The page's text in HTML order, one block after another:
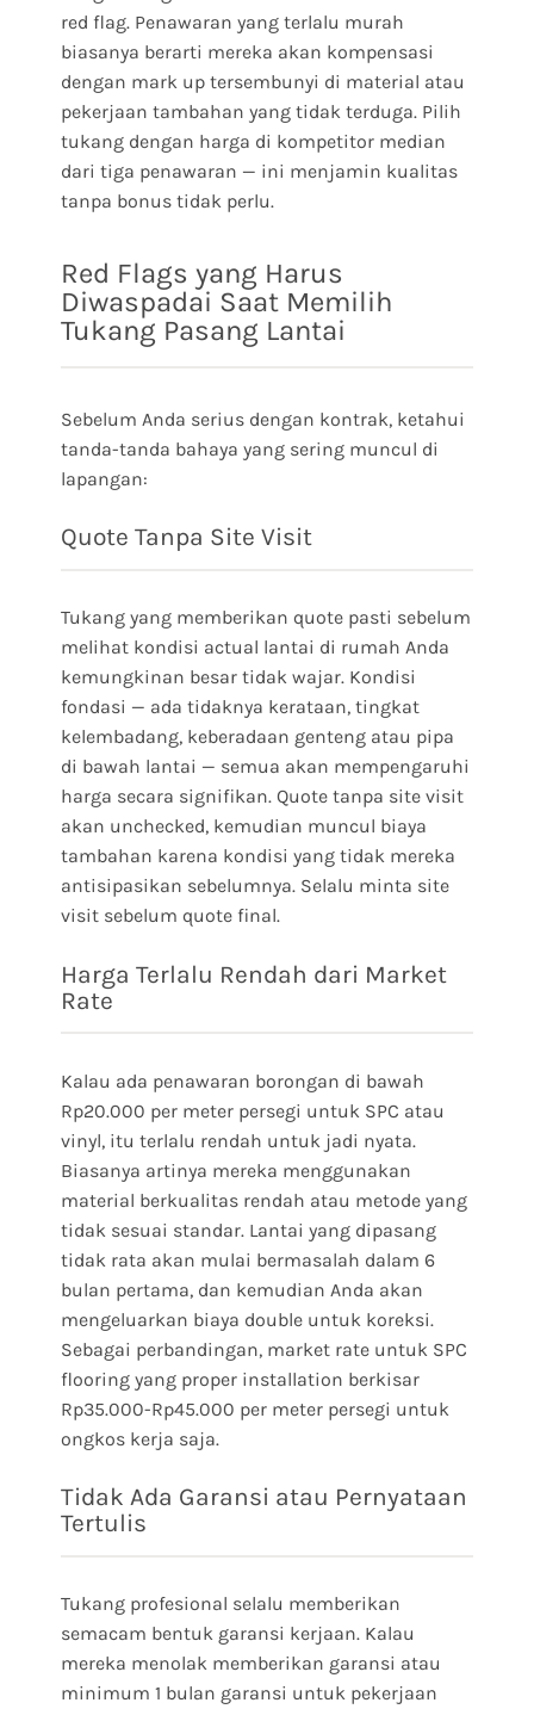
red flag. Penawaran yang terlalu murah
biasanya berarti mereka akan kompensasi
dengan mark up tersembunyi di material atau
pekerjaan tambahan yang tidak terduga. Pilih
tukang dengan harga di kompetitor median
dari tiga penawaran — ini menjamin kualitas
tanpa bonus tidak perlu.
Red Flags yang Harus
Diwaspadai Saat Memilih
Tukang Pasang Lantai
Sebelum Anda serius dengan kontrak, ketahui
tanda-tanda bahaya yang sering muncul di
lapangan:
Quote Tanpa Site Visit
Tukang yang memberikan quote pasti sebelum
melihat kondisi actual lantai di rumah Anda
kemungkinan besar tidak wajar. Kondisi
fondasi — ada tidaknya kerataan, tingkat
kelembadang, keberadaan genteng atau pipa
di bawah lantai — semua akan mempengaruhi
harga secara signifikan. Quote tanpa site visit
akan unchecked, kemudian muncul biaya
tambahan karena kondisi yang tidak mereka
antisipasikan sebelumnya. Selalu minta site
visit sebelum quote final.
Harga Terlalu Rendah dari Market
Rate
Kalau ada penawaran borongan di bawah
Rp20.000 per meter persegi untuk SPC atau
vinyl, itu terlalu rendah untuk jadi nyata.
Biasanya artinya mereka menggunakan
material berkualitas rendah atau metode yang
tidak sesuai standar. Lantai yang dipasang
tidak rata akan mulai bermasalah dalam 6
bulan pertama, dan kemudian Anda akan
mengeluarkan biaya double untuk koreksi.
Sebagai perbandingan, market rate untuk SPC
flooring yang proper installation berkisar
Rp35.000-Rp45.000 per meter persegi untuk
ongkos kerja saja.
Tidak Ada Garansi atau Pernyataan
Tertulis
Tukang profesional selalu memberikan
semacam bentuk garansi kerjaan. Kalau
mereka menolak memberikan garansi atau
minimum 1 bulan garansi untuk pekerjaan